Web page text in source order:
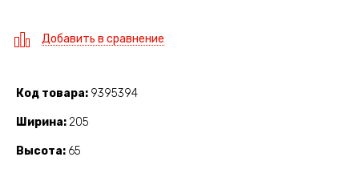
Добавить в сравнение
Код товара 9395394
Ширина 205
Высота 65